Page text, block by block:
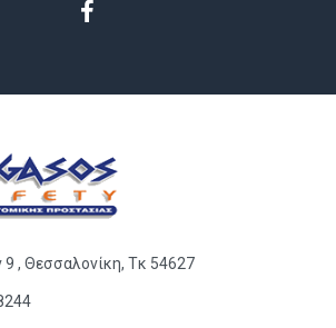
, Θεσσαλονίκη, Τκ 54627